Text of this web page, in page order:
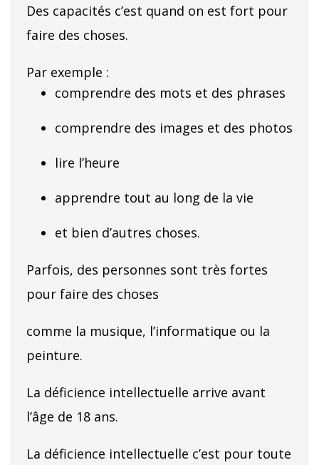
Des capacités c’est quand on est fort pour
faire des choses.
Par exemple :
comprendre des mots et des phrases
comprendre des images et des photos
lire l’heure
apprendre tout au long de la vie
et bien d’autres choses.
Parfois, des personnes sont très fortes
pour faire des choses
comme la musique, l’informatique ou la
peinture.
La déficience intellectuelle arrive avant
l’âge de 18 ans.
La déficience intellectuelle c’est pour toute